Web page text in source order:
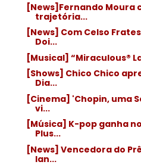
[News]Fernando Moura
trajetória...
[News] Com Celso
Doi...
[Musical] “Miraculous®
[Shows] Chico Chico
Dia...
[Cinema] 'Chopin, uma
vi...
[Música] K-pop ganha
Plus...
[News] Vencedora do
lan...